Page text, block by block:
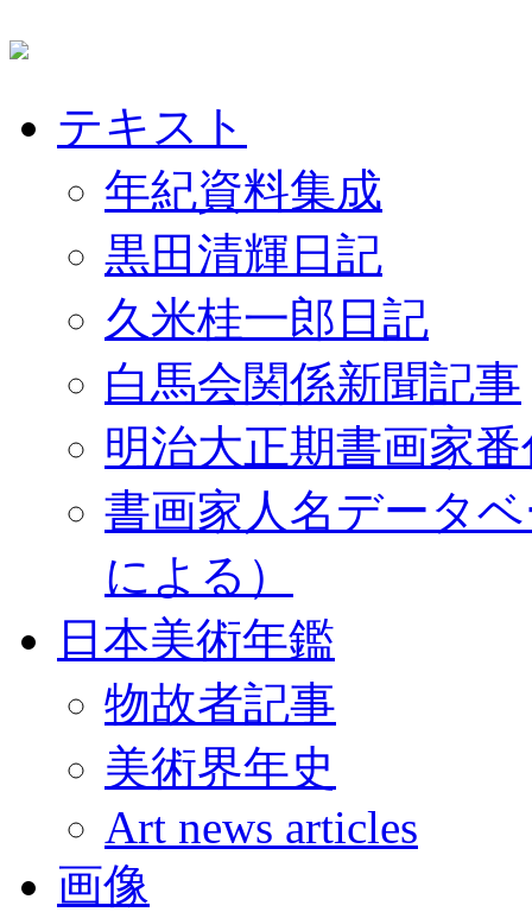
テキスト
年紀資料集成
黒田清輝日記
久米桂一郎日記
白馬会関係新聞記事
明治大正期書画家
書画家人名データ
による）
日本美術年鑑
物故者記事
美術界年史
Art news articles
画像